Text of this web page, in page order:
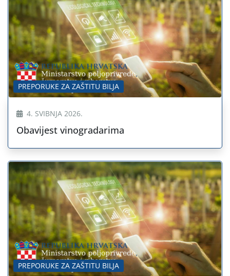
PREPORUKE ZA ZAŠTITU BILJA
4. SVIBNJA 2026.
Obavijest vinogradarima
PREPORUKE ZA ZAŠTITU BILJA